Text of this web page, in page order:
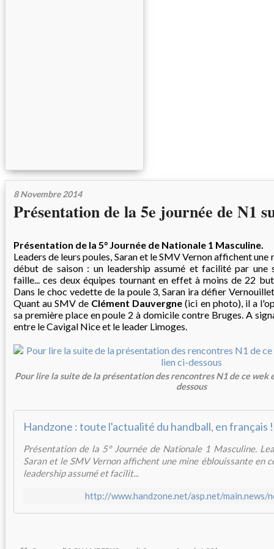
8 Novembre 2014
Présentation de la 5e journée de N1
Présentation de la 5° Journée de Nationale 1 Masculine.
Leaders de leurs poules, Saran et le SMV Vernon affichent une
début de saison : un leadership assumé et facilité par une
faille... ces deux équipes tournant en effet à moins de 22
Dans le choc vedette de la poule 3, Saran ira défier
Quant au SMV de Clément Dauvergne (ici en photo), il a
sa première place en poule 2 à domicile contre Bruges. A
entre le Cavigal Nice et le leader Limoges.
Pour lire la suite de la présentation des rencontres N1 de ce wek
dessous
Handzone : toute l'actualité du handball, en français !
Présentation de la 5° Journée de Nationale 1 Masculine.
Saran et le SMV Vernon affichent une mine éblouissante en
leadership assumé et facilit...
http://www.handzone.net/asp.net/main.news/